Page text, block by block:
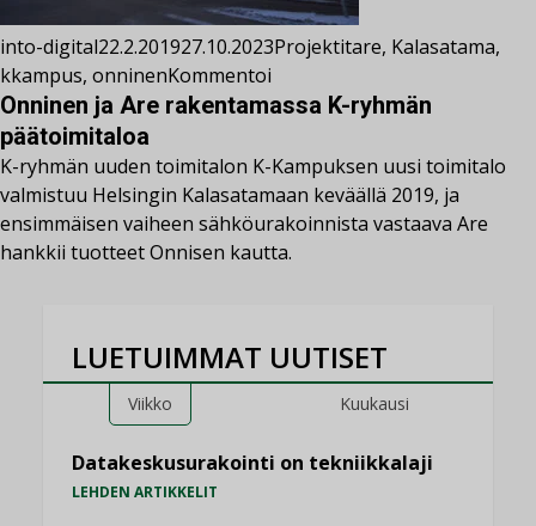
into-digital22.2.201927.10.2023Projektitare, Kalasatama,
kkampus, onninenKommentoi
Onninen ja Are rakentamassa K-ryhmän
päätoimitaloa
K-ryhmän uuden toimitalon K-Kampuksen uusi toimitalo
valmistuu Helsingin Kalasatamaan keväällä 2019, ja
ensimmäisen vaiheen sähköurakoinnista vastaava Are
hankkii tuotteet Onnisen kautta.
LUETUIMMAT UUTISET
Viikko Kuukausi
Datakeskusurakointi on tekniikkalaji
LEHDEN ARTIKKELIT